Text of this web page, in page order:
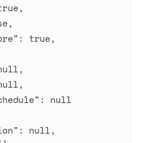
,
,
: true,
,
,
: null
: null,